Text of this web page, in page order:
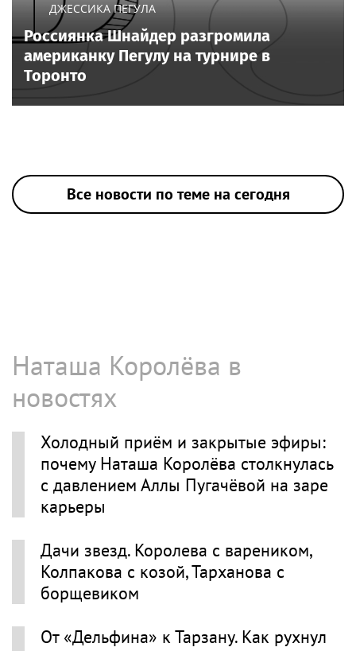
ДЖЕССИКА ПЕГУЛА
Россиянка Шнайдер разгромила
американку Пегулу на турнире в
Торонто
Все новости по теме на сегодня
Наташа Королёва в
новостях
Холодный приём и закрытые эфиры:
почему Наташа Королёва столкнулась
с давлением Аллы Пугачёвой на заре
карьеры
Дачи звезд. Королева с вареником,
Колпакова с козой, Тарханова с
борщевиком
От «Дельфина» к Тарзану. Как рухнул